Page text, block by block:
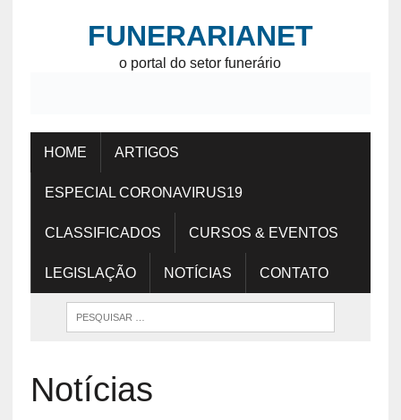
FUNERARIANET
o portal do setor funerário
HOME ARTIGOS
ESPECIAL CORONAVIRUS19
CLASSIFICADOS CURSOS & EVENTOS
LEGISLAÇÃO NOTÍCIAS CONTATO
Notícias